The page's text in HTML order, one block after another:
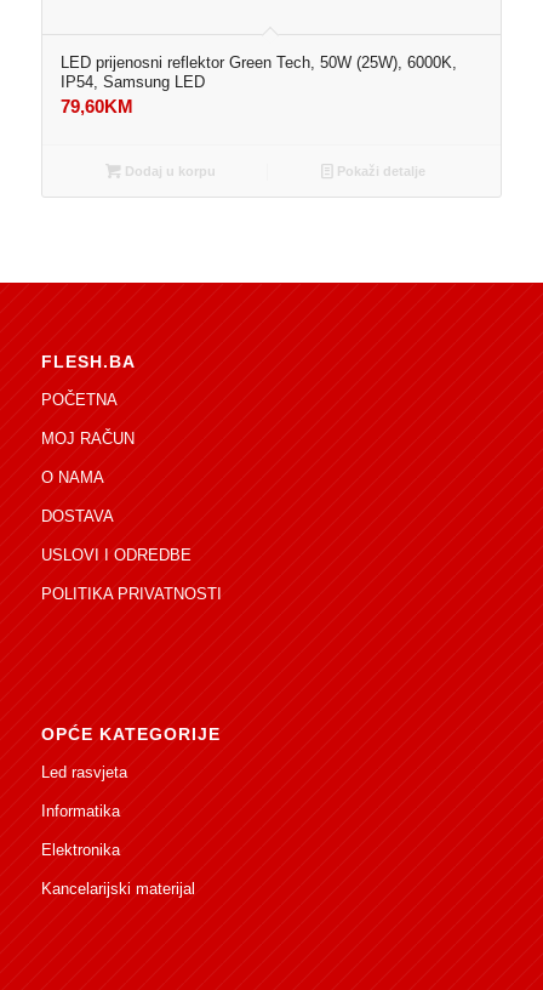
LED prijenosni reflektor Green Tech, 50W (25W), 6000K,
IP54, Samsung LED
79,60KM
Dodaj u korpu Pokaži detalje
FLESH.BA
POČETNA
MOJ RAČUN
O NAMA
DOSTAVA
USLOVI I ODREDBE
POLITIKA PRIVATNOSTI
OPĆE KATEGORIJE
Led rasvjeta
Informatika
Elektronika
Kancelarijski materijal